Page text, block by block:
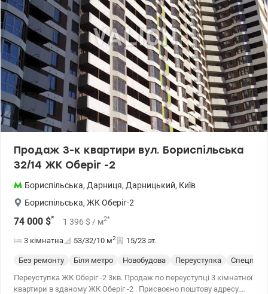
Продаж 3-к квартири вул. Бориспільська
32/14 ЖК Оберіг -2
Бориспільська, Дарниця, Дарницький, Київ
Бориспільська, ЖК Оберіг-2
74 000 $* 1 396 $ / м2*
3 кімнатна 53/32/10 м2 15/23 эт.
Без ремонту Біля метро Новобудова Переуступка
Переуступка ЖК Оберіг -2 3кв. Продаж по переуступці 3 кімнатної
квартири в зданому ЖК Оберіг -2 . Присвоєно поштову адресу.